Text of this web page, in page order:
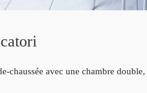
chaussée avec une chambre